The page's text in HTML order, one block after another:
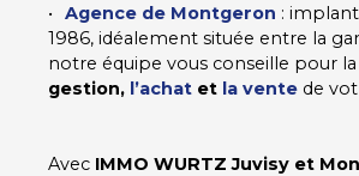
Agence de Montgeron :
1986, idéalement située entre la
notre équipe vous conseille pour la
gestion, l’achat et la vente de
Avec IMMO WURTZ Juvisy et